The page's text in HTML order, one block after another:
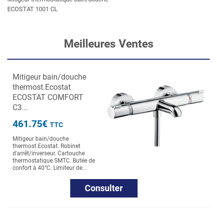
ECOSTAT 1001 CL
Meilleures Ventes
Mitigeur bain/douche
thermost.Ecostat
ECOSTAT COMFORT
C3...
461.75€ TTC
Mitigeur bain/douche
thermost.Ecostat. Robinet
d'arrêt/inverseur. Cartouche
thermostatique SMTC. Butée de
confort à 40°C. Limiteur de...
Consulter